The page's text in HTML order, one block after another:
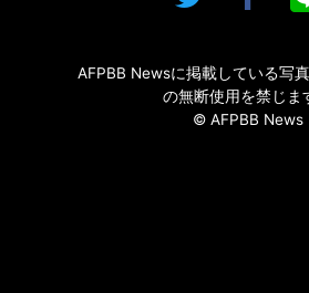
AFPBB Newsに掲載している写
の無断使用を禁じま
© AFPBB News